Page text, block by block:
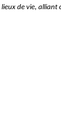
de vie,